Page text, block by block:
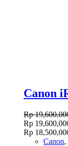
Canon
Rp
Rp
Rp
Canon,